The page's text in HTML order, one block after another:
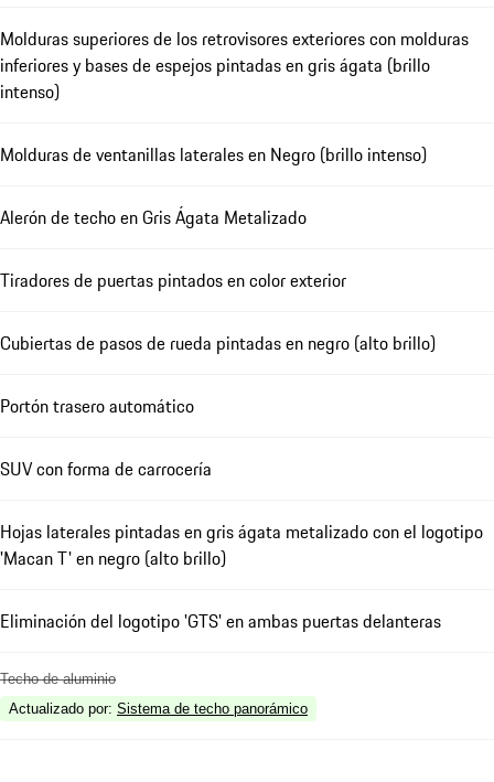
Molduras superiores de los retrovisores exteriores con molduras
inferiores y bases de espejos pintadas en gris ágata (brillo
intenso)
Molduras de ventanillas laterales en Negro (brillo intenso)
Alerón de techo en Gris Ágata Metalizado
Tiradores de puertas pintados en color exterior
Cubiertas de pasos de rueda pintadas en negro (alto brillo)
Portón trasero automático
SUV con forma de carrocería
Hojas laterales pintadas en gris ágata metalizado con el logotipo
'Macan T' en negro (alto brillo)
Eliminación del logotipo 'GTS' en ambas puertas delanteras
Techo de aluminio
Actualizado por: Sistema de techo panorámico